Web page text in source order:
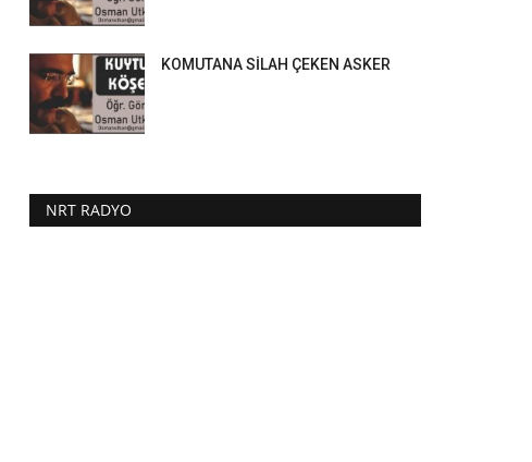
KOMUTANA SİLAH ÇEKEN ASKER
NRT RADYO